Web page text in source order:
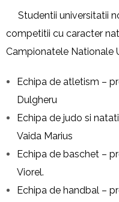
Studentii universitatii
competitii cu caracter
Campionatele Nationale
Echipa de atletism –
Dulgheru
Echipa de judo si
Vaida Marius
Echipa de baschet –
Viorel.
Echipa de handbal –